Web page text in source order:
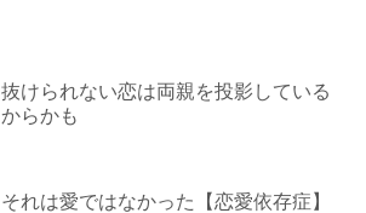
抜けられない恋は両親を投影している
からかも
それは愛ではなかった【恋愛依存症】